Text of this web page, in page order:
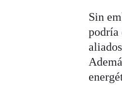
Sin
podría